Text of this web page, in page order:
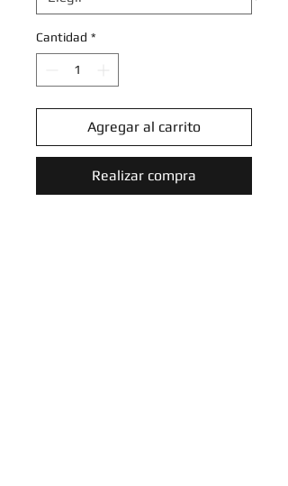
Cantidad *
Agregar al carrito
Realizar compra